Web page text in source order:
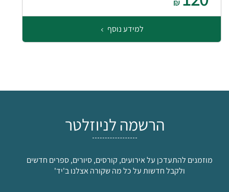
₪
למידע נוסף
הרשמה לניוזלטר
מוזמנים להתעדכן על אירועים, קורסים, סיורים, ספרים חדשים
ולקבל חדשות על כל מה שקורה אצלנו ב'יד'